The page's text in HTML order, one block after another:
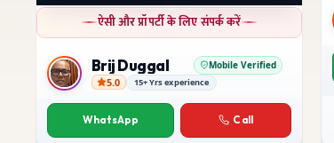
बिक्री
3 BHK
Mayur Vihar
SFS Flats में उपलब्ध
Instagram
ऐसी और प्रॉपर्टी के लिए संपर्क करें
Brij Duggal
Brij Duggal Mobile Verified
5.0 15+ Yrs experience
WhatsApp Call